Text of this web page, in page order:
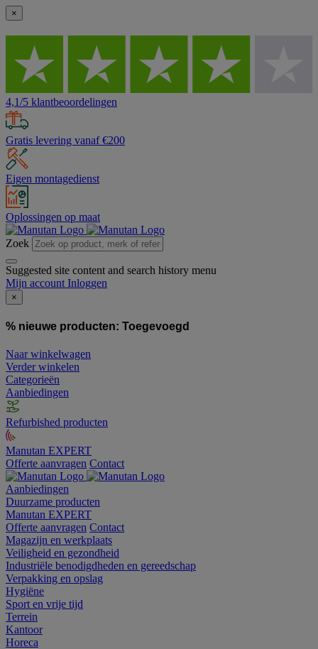
×
4,1/5 klantbeoordelingen
Gratis levering vanaf €200
Eigen montagedienst
Oplossingen op maat
Zoek
Suggested site content and search history menu
Mijn account Inloggen
×
% nieuwe producten: Toegevoegd
Naar winkelwagen
Verder winkelen
Categorieën
Aanbiedingen
Refurbished producten
Manutan EXPERT
Offerte aanvragen Contact
Aanbiedingen
Duurzame producten
Manutan EXPERT
Offerte aanvragen Contact
Magazijn en werkplaats
Veiligheid en gezondheid
Industriële benodigdheden en gereedschap
Verpakking en opslag
Hygiëne
Sport en vrije tijd
Terrein
Kantoor
Horeca